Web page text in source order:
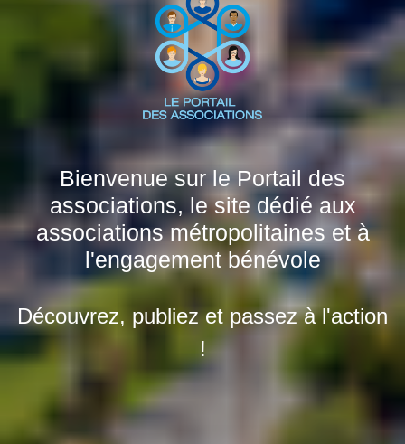
Bienvenue sur le Portail des
associations, le site dédié aux
associations métropolitaines et à
l'engagement bénévole
Découvrez, publiez et passez à l'action
!